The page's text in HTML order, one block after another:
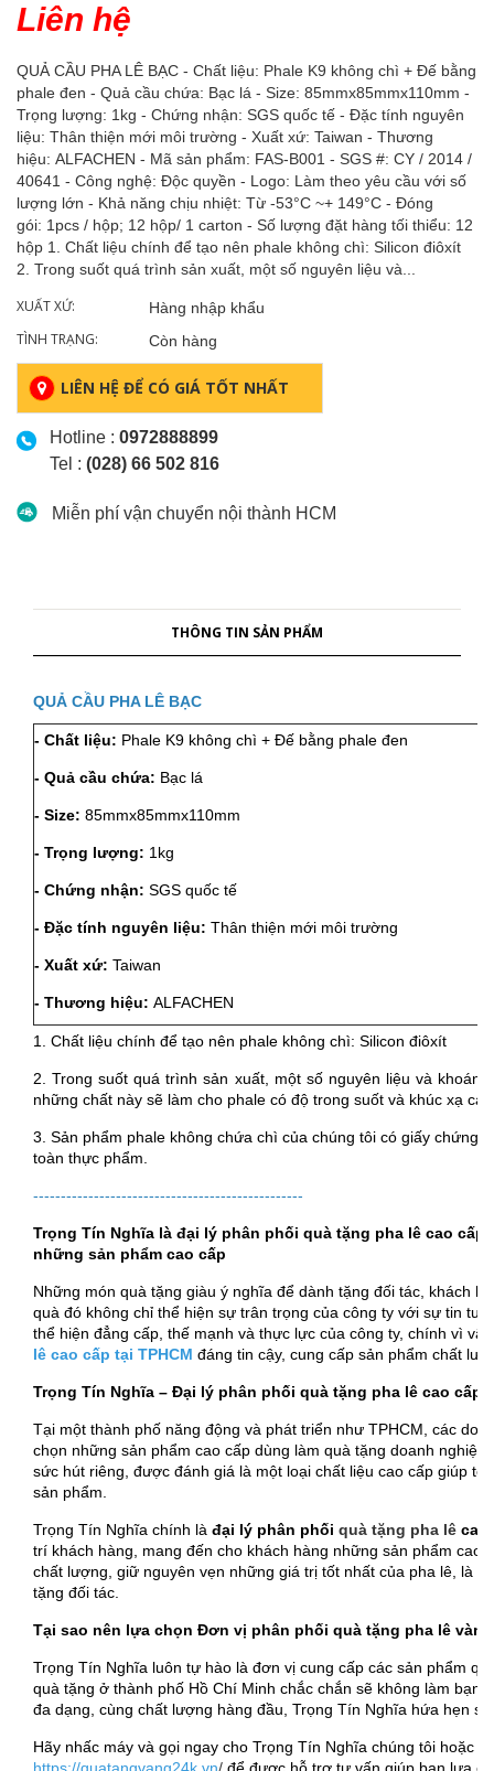
Liên hệ
QUẢ CẦU PHA LÊ BẠC - Chất liệu: Phale K9 không chì + Đế bằng
phale đen - Quả cầu chứa: Bạc lá - Size: 85mmx85mmx110mm -
Trọng lượng: 1kg - Chứng nhận: SGS quốc tế - Đặc tính nguyên
liệu: Thân thiện mới môi trường - Xuất xứ: Taiwan - Thương
hiệu: ALFACHEN - Mã sản phẩm: FAS-B001 - SGS #: CY / 2014 /
40641 - Công nghệ: Độc quyền - Logo: Làm theo yêu cầu với số
lượng lớn - Khả năng chịu nhiệt: Từ -53°C ~+ 149°C - Đóng
gói: 1pcs / hộp; 12 hộp/ 1 carton - Số lượng đặt hàng tối thiểu: 12
hộp 1. Chất liệu chính để tạo nên phale không chì: Silicon điôxít
2. Trong suốt quá trình sản xuất, một số nguyên liệu và...
XUẤT XỨ: Hàng nhập khẩu
TÌNH TRẠNG: Còn hàng
LIÊN HỆ ĐỂ CÓ GIÁ TỐT NHẤT
Hotline : 0972888899
Tel : (028) 66 502 816
Miễn phí vận chuyển nội thành HCM
THÔNG TIN SẢN PHẨM
QUẢ CẦU PHA LÊ BẠC
- Chất liệu: Phale K9 không chì + Đế bằng phale đen
- Quả cầu chứa: Bạc lá
- Size: 85mmx85mmx110mm
- Trọng lượng: 1kg
- Chứng nhận: SGS quốc tế
- Đặc tính nguyên liệu: Thân thiện mới môi trường
- Xuất xứ: Taiwan
- Thương hiệu: ALFACHEN
1. Chất liệu chính để tạo nên phale không chì: Silicon điôxít
2. Trong suốt quá trình sản xuất, một số nguyên liệu và
những chất này sẽ làm cho phale có độ trong suốt và khúc xạ
3. Sản phẩm phale không chứa chì của chúng tôi có giấy chứng
toàn thực phẩm.
-------------------------------------------------
Trọng Tín Nghĩa là đại lý phân phối quà tặng pha lê cao cấp
những sản phẩm cao cấp
Những món quà tặng giàu ý nghĩa để dành tặng đối tác, khách
quà đó không chỉ thể hiện sự trân trọng của công ty với sự tin
thể hiện đẳng cấp, thế mạnh và thực lực của công ty, chính vì
lê cao cấp tại TPHCM đáng tin cậy, cung cấp sản phẩm chất
Trọng Tín Nghĩa – Đại lý phân phối quà tặng pha lê cao cấp
Tại một thành phố năng động và phát triển như TPHCM, các
chọn những sản phẩm cao cấp dùng làm quà tặng doanh
sức hút riêng, được đánh giá là một loại chất liệu cao cấp giúp
sản phẩm.
Trọng Tín Nghĩa chính là đại lý phân phối quà tặng pha lê cao
trí khách hàng, mang đến cho khách hàng những sản phẩm cao
chất lượng, giữ nguyên vẹn những giá trị tốt nhất của pha lê, là
tặng đối tác.
Tại sao nên lựa chọn Đơn vị phân phối quà tặng pha lê
Trọng Tín Nghĩa luôn tự hào là đơn vị cung cấp các sản phẩm
quà tặng ở thành phố Hồ Chí Minh chắc chắn sẽ không làm bạn
đa dạng, cùng chất lượng hàng đầu, Trọng Tín Nghĩa hứa hẹn
Hãy nhấc máy và gọi ngay cho Trọng Tín Nghĩa chúng tôi hoặc